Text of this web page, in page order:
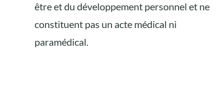
être et du développement personnel et ne
constituent pas un acte médical ni
paramédical.